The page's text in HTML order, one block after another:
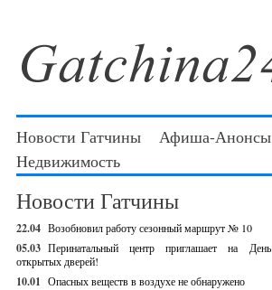
Новости Гатчины Афиша-Анонсы
Недвижимость
Новости Гатчины
22.04 Возобновил работу сезонный маршрут № 10
05.03 Перинатальный центр приглашает на День
открытых дверей!
10.01 Опасных веществ в воздухе не обнаружено